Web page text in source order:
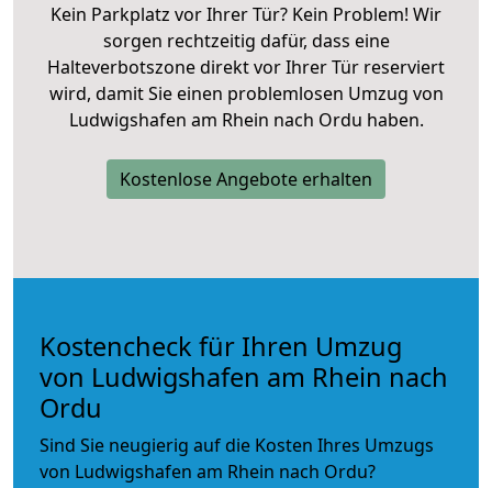
Kein Parkplatz vor Ihrer Tür? Kein Problem! Wir
sorgen rechtzeitig dafür, dass eine
Halteverbotszone direkt vor Ihrer Tür reserviert
wird, damit Sie einen problemlosen Umzug von
Ludwigshafen am Rhein nach Ordu haben.
Kostenlose Angebote erhalten
Kostencheck für Ihren Umzug
von Ludwigshafen am Rhein nach
Ordu
Sind Sie neugierig auf die Kosten Ihres Umzugs
von Ludwigshafen am Rhein nach Ordu?